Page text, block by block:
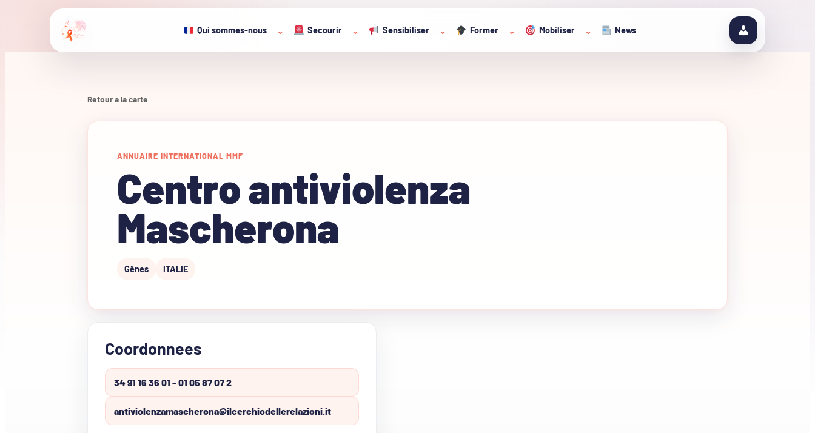
Qui sommes-nous ⌄ Secourir ⌄ Sensibiliser ⌄ Former ⌄ Mobiliser ⌄ News
Retour a la carte
ANNUAIRE INTERNATIONAL MMF
Centro antiviolenza
Mascherona
Gênes ITALIE
Coordonnees
34 91 16 36 01 - 01 05 87 07 2
antiviolenzamascherona@ilcerchiodellerelazioni.it